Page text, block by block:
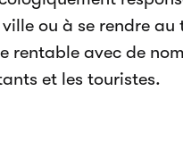
ou à se rendre
rentable avec de
et les touristes.